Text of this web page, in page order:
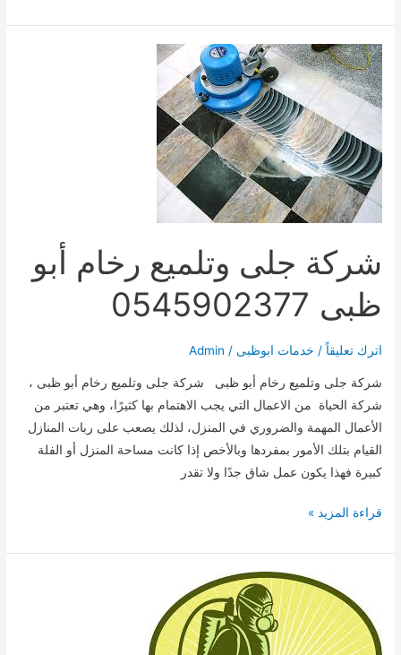
فلل
ابو
ظبى
0545902377
شركة جلى وتلميع رخام أبو
ظبى 0545902377
اترك تعليقاً / خدمات ابوظبى /
Admin
شركة جلى وتلميع رخام أبو ظبى شركة جلى وتلميع رخام أبو ظبى ،
شركة الحياة من الاعمال التي يجب الاهتمام بها كثيرًا، وهي تعتبر من
الأعمال المهمة والضروري في المنزل، لذلك يصعب على ربات المنازل
القيام بتلك الأمور بمفردها وبالأخص إذا كانت مساحة المنزل أو الفلة
كبيرة فهذا يكون عمل شاق جدًا ولا تقدر
شركة
وتلميع
ظبى
0545902377
قراءة المزيد »